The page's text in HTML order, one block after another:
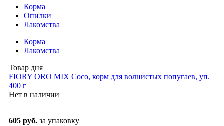
Корма
Опилки
Лакомства
Корма
Лакомства
Товар дня
FIORY ORO MIX Coco, корм для волнистых попугаев, уп.
400 г
Нет в наличии
605 руб. за упаковку